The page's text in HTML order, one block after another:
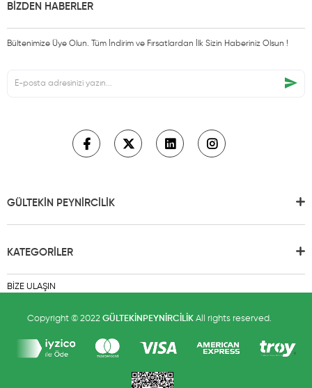
BİZDEN HABERLER
Bültenimize Üye Olun. Tüm İndirim ve Fırsatlardan İlk Sizin Haberiniz Olsun !
GÜLTEKİN PEYNİRCİLİK
KATEGORİLER
BİZE ULAŞIN
Copyright © 2022 GÜLTEKİNPEYNİRCİLİKAll rights reserved.